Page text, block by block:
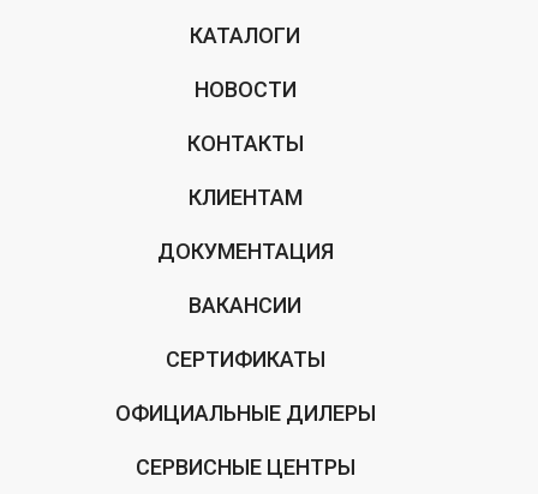
КАТАЛОГИ
НОВОСТИ
КОНТАКТЫ
КЛИЕНТАМ
ДОКУМЕНТАЦИЯ
ВАКАНСИИ
СЕРТИФИКАТЫ
ОФИЦИАЛЬНЫЕ ДИЛЕРЫ
СЕРВИСНЫЕ ЦЕНТРЫ